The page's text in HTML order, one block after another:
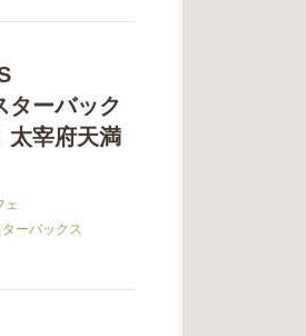
ターバック
太宰府天満
ェ
ーバックス